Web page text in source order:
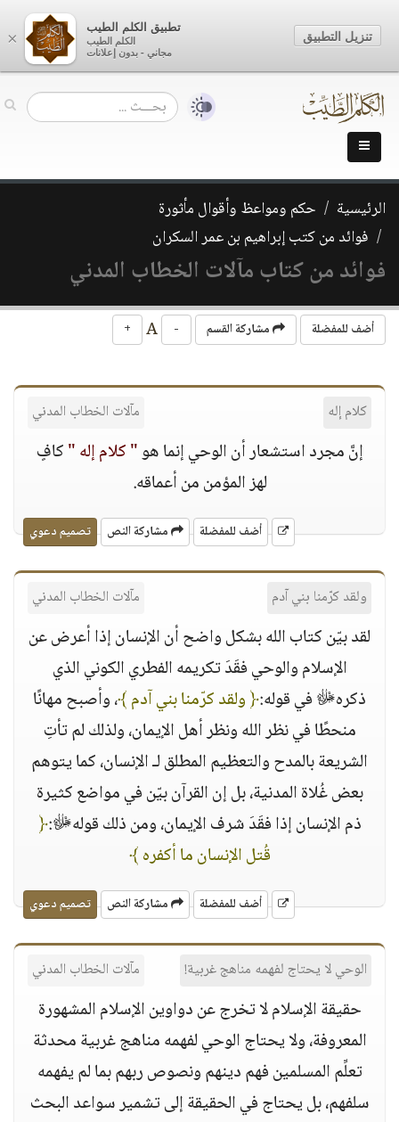
الرئيسية
حكم ومواعظ وأقوال مأثورة
فوائد من كتب إبراهيم بن عمر السكران
فوائد من كتاب مآلات الخطاب المدني
أضف للمفضلة مشاركة القسم -
+
كلام إله مآلات الخطاب المدني
إنَّ مجرد استشعار أن الوحي إنما هو" كلام إله "كافٍ
لهز المؤمن من أعماقه.
أضف للمفضلة مشاركة النص تصميم دعوي
ولقد كرّمنا بني آدم‏ مآلات الخطاب المدني
لقد بيّن كتاب الله بشكل واضح أن الإنسان إذا أعرض عن
الإسلام والوحي فقَدَ تكريمه الفطري الكوني الذي
ذكرهﷻ في قوله:‏﴿ ولقد كرّمنا بني آدم‏ ﴾، وأصبح مهانًا
منحطًا في نظر الله ونظر أهل الإيمان، ولذلك لم تأتِ
الشريعة بالمدح والتعظيم المطلق لـ الإنسان، كما يتوهم
بعض غُلاة المدنية، بل إن القرآن بيّن في مواضع كثيرة
ذم الإنسان إذا فقَدَ شرف الإيمان، ومن ذلك قولهﷻ:‏﴿
قُتل الإنسان ما أكفره‏ ﴾
أضف للمفضلة مشاركة النص تصميم دعوي
الوحي لا يحتاج لفهمه مناهج غربية! مآلات الخطاب المدني
حقيقة الإسلام لا تخرج عن دواوين الإسلام المشهورة
المعروفة، ولا يحتاج الوحي لفهمه مناهج غربية محدثة
تعلِّم المسلمين فهم دينهم ونصوص ربهم بما لم يفهمه
سلفهم، بل يحتاج في الحقيقة إلى تشمير سواعد البحث
×
تطبيق الكلم الطيب
الكلم الطيب
مجاني - بدون إعلانات
تنزيل التطبيق